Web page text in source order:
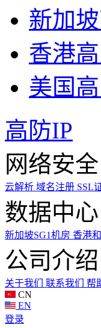
新加
香港
美国
高防IP
网络安全
云解析 域名注册 SSL
数据中心
新加坡SG1机房 香港
公司介绍
关于我们 联系我们 帮
CN
EN
登录